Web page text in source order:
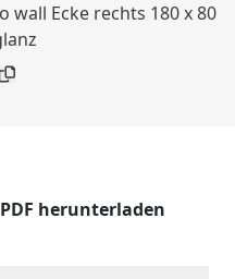
wall Ecke rechts 180 x 80
PDF herunterladen